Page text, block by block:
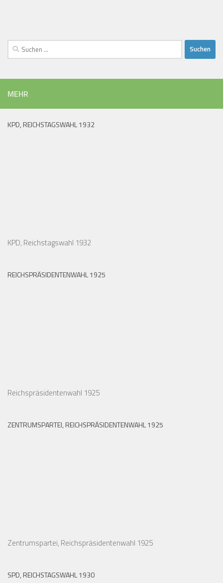
Suchen
nach:
MEHR
KPD, REICHSTAGSWAHL 1932
KPD, Reichstagswahl 1932
REICHSPRÄSIDENTENWAHL 1925